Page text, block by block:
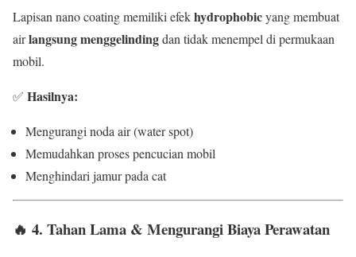
Lapisan nano coating memiliki efekhydrophobicyang membuat
airlangsung menggelindingdan tidak menempel di permukaan
mobil.
✅ Hasilnya:
Mengurangi noda air (water spot)
Memudahkan proses pencucian mobil
Menghindari jamur pada cat
🔥 4. Tahan Lama & Mengurangi Biaya Perawatan